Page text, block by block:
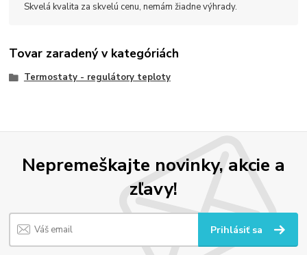
Skvelá kvalita za skvelú cenu, nemám žiadne výhrady.
Tovar zaradený v kategóriách
Termostaty - regulátory teploty
Nepremeškajte novinky, akcie a
zľavy!
Prihlásiť sa